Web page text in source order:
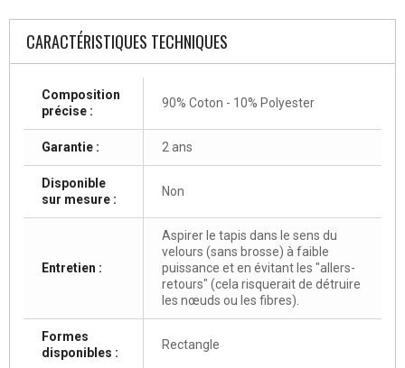
CARACTÉRISTIQUES TECHNIQUES
Composition
précise :
90% Coton - 10% Polyester
Garantie : 2 ans
Disponible
sur mesure :
Non
Entretien :
Aspirer le tapis dans le sens du
velours (sans brosse) à faible
puissance et en évitant les "allers-
retours" (cela risquerait de détruire
les nœuds ou les fibres).
Formes
disponibles :
Rectangle